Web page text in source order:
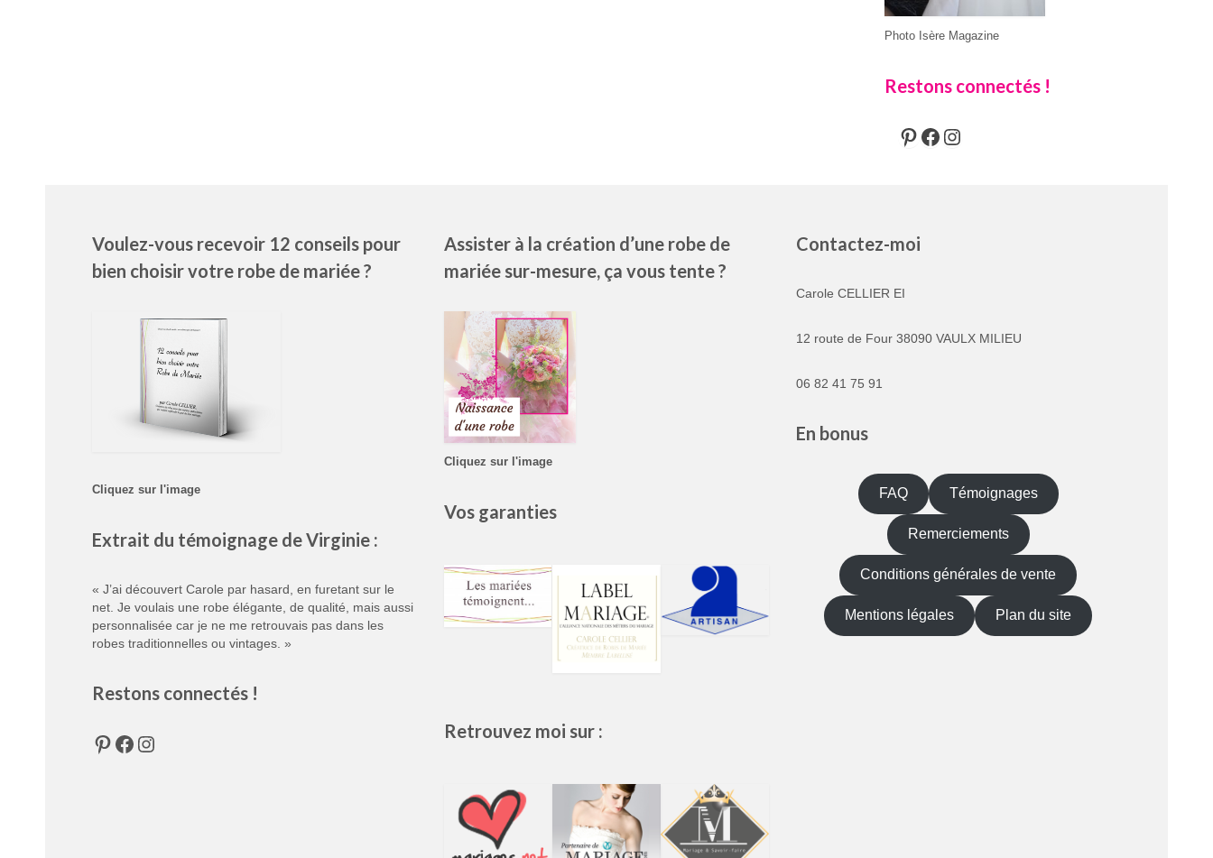
Photo Isère Magazine
Restons connectés !
Pinterest
Facebook
Instagram
Voulez-vous recevoir 12 conseils pour
bien choisir votre robe de mariée ?
Cliquez sur l'image
Extrait du témoignage de Virginie :
« J’ai découvert Carole par hasard, en furetant sur le
net. Je voulais une robe élégante, de qualité, mais aussi
personnalisée car je ne me retrouvais pas dans les
robes traditionnelles ou vintages. »
Restons connectés !
Pinterest
Facebook
Instagram
Assister à la création d’une robe de
mariée sur-mesure, ça vous tente ?
Cliquez sur l'image
Vos garanties
Retrouvez moi sur :
Contactez-moi
Carole CELLIER EI
12 route de Four 38090 VAULX MILIEU
06 82 41 75 91
En bonus
FAQ Témoignages
Remerciements
Conditions générales de vente
Mentions légales Plan du site